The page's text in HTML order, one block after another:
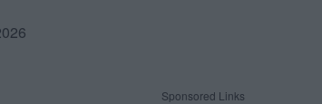
Sponsored Links